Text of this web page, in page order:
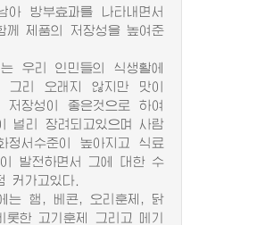
아 방부효과를 나타내면서
께 제품의 저장성을 높여준
우리 인민들의 식생활에
그리 오래지 않지만 맛이
저장성이 좋은것으로 하여
널리 장려되고있으며 사람
정서수준이 높아지고 식료
이 발전하면서 그에 대한 수
커가고있다.
햄, 베콘, 오리훈제, 닭
롯한 고기훈제 그리고 메기